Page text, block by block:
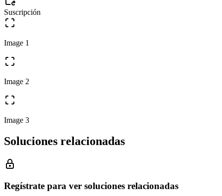
Suscripción
Image 1
Image 2
Image 3
Soluciones relacionadas
Regístrate para ver soluciones relacionadas